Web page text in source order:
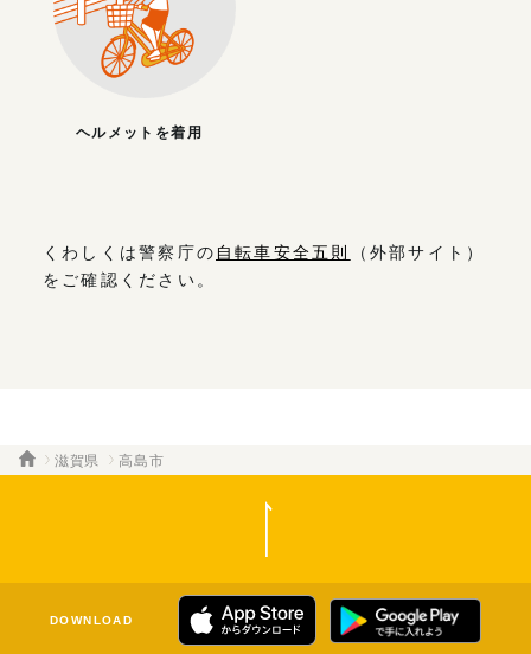
ヘルメットを着用
くわしくは警察庁の 自転車安全五則
（外部サイト）
をご確認ください。
滋賀県 高島市
DOWNLOAD